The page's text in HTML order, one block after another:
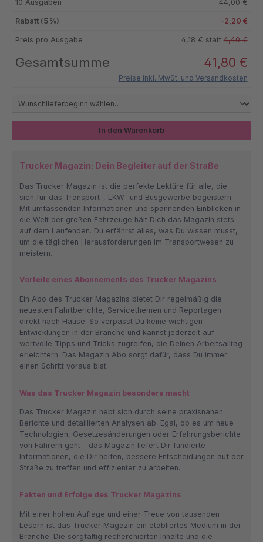
10 Ausgaben 44,00 €
Rabatt (5 %) -2,20 €
Preis pro Ausgabe 4,18 € statt4,40 €
Gesamtsumme 41,80 €
Preise inkl. MwSt. und Versandkosten
In den Warenkorb
Trucker Magazin: Dein Begleiter auf der Straße
Das Trucker Magazin ist die perfekte Lektüre für alle, die
sich für das Transport-, LKW- und Busgewerbe begeistern.
Mit umfassenden Informationen und spannenden Einblicken in
die Welt der großen Fahrzeuge hält Dich das Magazin stets
auf dem Laufenden. Du erfährst alles, was Du wissen musst,
um die täglichen Herausforderungen im Transportwesen zu
meistern.
Vorteile eines Abonnements des Trucker Magazins
Ein Abo des Trucker Magazins bietet Dir regelmäßig die
neuesten Fahrtberichte, Servicethemen und Reportagen
direkt nach Hause. So verpasst Du keine wichtigen
Entwicklungen in der Branche und kannst jederzeit auf
wertvolle Tipps und Tricks zugreifen, die Deinen Arbeitsalltag
erleichtern. Das Magazin Abo sorgt dafür, dass Du immer
einen Schritt voraus bist.
Was das Trucker Magazin besonders macht
Das Trucker Magazin hebt sich durch seine praxisnahen
Berichte und detaillierten Analysen ab. Egal, ob es um neue
Technologien, Gesetzesänderungen oder Erfahrungsberichte
von Fahrern geht – das Magazin liefert Dir fundierte
Informationen, die Dir helfen, bessere Entscheidungen auf der
Straße zu treffen und effizienter zu arbeiten.
Fakten und Erfolge des Trucker Magazins
Mit einer hohen Auflage und einer Treue von tausenden
Lesern ist das Trucker Magazin ein etabliertes Medium in der
Branche. Die sorgfältig recherchierten Inhalte und die